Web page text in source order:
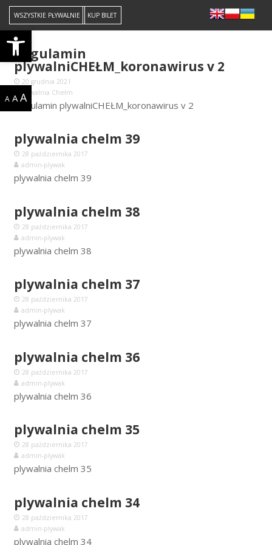
Open toolbar
WSZYSTKIE PŁYWALNIE KUP BILET
A A A
Regulamin
plywalniCHEŁM_koronawirus v 2
20 grudnia 2021
Pływalnia Chełm
Regulamin plywalniCHEŁM_koronawirus v 2
plywalnia chelm 39
28 października 2017
admin-plywak
plywalnia chelm 39
plywalnia chelm 38
28 października 2017
admin-plywak
plywalnia chelm 38
plywalnia chelm 37
28 października 2017
admin-plywak
plywalnia chelm 37
plywalnia chelm 36
28 października 2017
admin-plywak
plywalnia chelm 36
plywalnia chelm 35
28 października 2017
admin-plywak
plywalnia chelm 35
plywalnia chelm 34
28 października 2017
admin-plywak
plywalnia chelm 34